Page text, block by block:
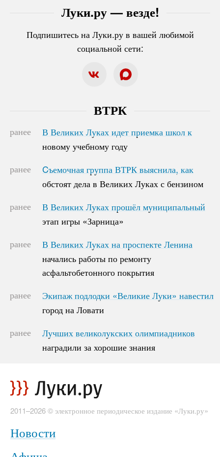
Луки.ру — везде!
Подпишитесь на Луки.ру в вашей любимой
социальной сети:
ВТРК
ранее
В Великих Луках идет приемка школ к
новому учебному году
В Великих Луках идет приемка школ к
новому учебному году
ранее
Cъемочная группа ВТРК выяснила, как
обстоят дела в Великих Луках с бензином
Cъемочная группа ВТРК выяснила, как
обстоят дела в Великих Луках с бензином
ранее
В Великих Луках прошёл муниципальный
этап игры «Зарница»
В Великих Луках прошёл муниципальный
этап игры «Зарница»
ранее
В Великих Луках на проспекте Ленина
начались работы по ремонту
асфальтобетонного покрытия
В Великих Луках на проспекте Ленина
начались работы по ремонту
асфальтобетонного покрытия
ранее
Экипаж подлодки «Великие Луки» навестил
город на Ловати
Экипаж подлодки «Великие Луки» навестил
город на Ловати
ранее
Лучших великолукских олимпиадников
наградили за хорошие знания
Лучших великолукских олимпиадников
наградили за хорошие знания
2011–2026 © электронное периодическое издание «Луки.ру»
Новости